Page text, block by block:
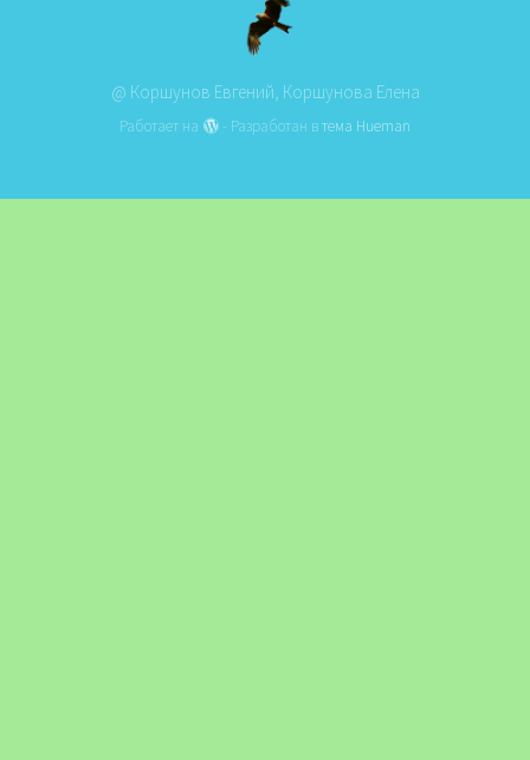
@ Коршунов Евгений, Коршунова Елена
Работает на - Разработан втема Hueman